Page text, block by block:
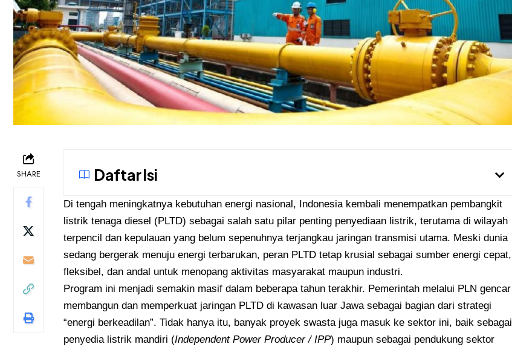
SHARE Daftar Isi
Di tengah meningkatnya kebutuhan energi nasional, Indonesia kembali menempatkan pembangkit
listrik tenaga diesel (PLTD) sebagai salah satu pilar penting penyediaan listrik, terutama di wilayah
terpencil dan kepulauan yang belum sepenuhnya terjangkau jaringan transmisi utama. Meski dunia
sedang bergerak menuju energi terbarukan, peran PLTD tetap krusial sebagai sumber energi cepat,
fleksibel, dan andal untuk menopang aktivitas masyarakat maupun industri.
Program ini menjadi semakin masif dalam beberapa tahun terakhir. Pemerintah melalui PLN gencar
membangun dan memperkuat jaringan PLTD di kawasan luar Jawa sebagai bagian dari strategi
“energi berkeadilan”. Tidak hanya itu, banyak proyek swasta juga masuk ke sektor ini, baik sebagai
penyedia listrik mandiri (Independent Power Producer / IPP) maupun sebagai pendukung sektor